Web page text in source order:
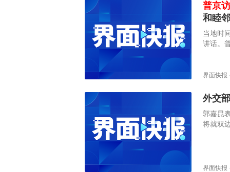
普京
和睦
当地时
讲话。
罗斯总
界面快报
外交
郭嘉昆
将就双
界面快报